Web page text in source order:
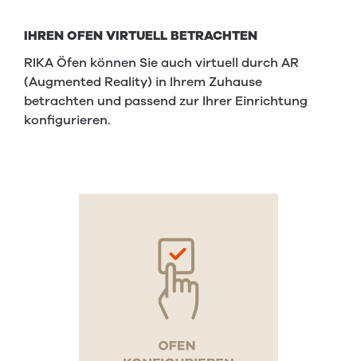
IHREN OFEN VIRTUELL BETRACHTEN
RIKA Öfen können Sie auch virtuell durch AR
(Augmented Reality) in Ihrem Zuhause
betrachten und passend zur Ihrer Einrichtung
konfigurieren.